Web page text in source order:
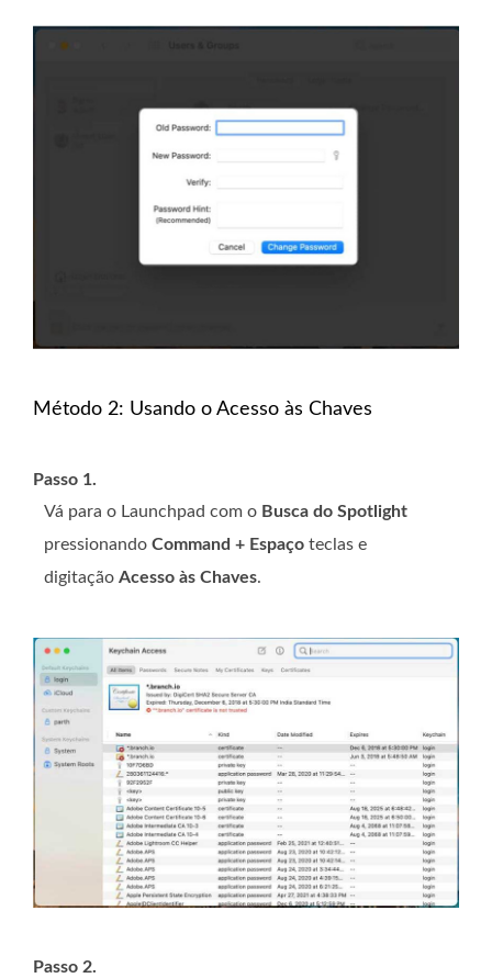
Método 2: Usando o Acesso às Chaves
Passo 1.
Vá para o Launchpad com o Busca do Spotlight
pressionando Command + Espaço teclas e
digitação Acesso às Chaves.
Passo 2.